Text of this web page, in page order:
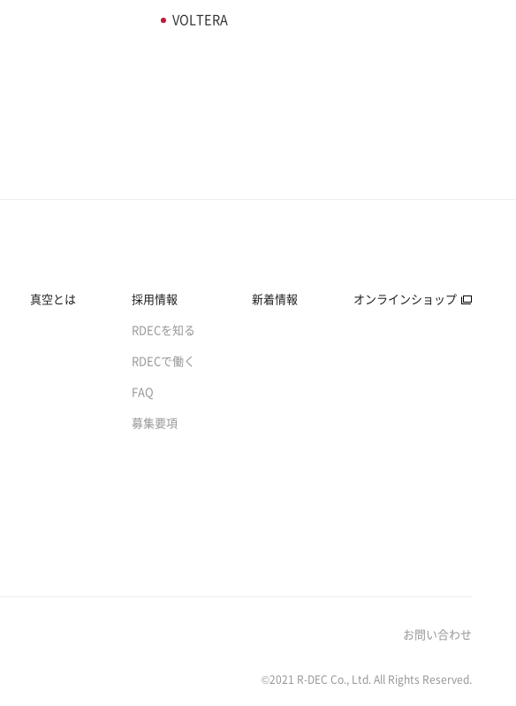
VOLTERA
真空とは
採用情報
RDECを知る
RDECで働く
FAQ
募集要項
新着情報 オンラインショップ
お問い合わせ
©2021 R-DEC Co., Ltd. All Rights Reserved.